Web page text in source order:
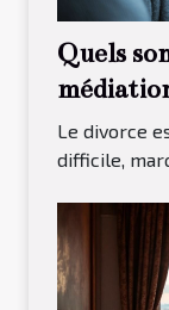
Quels
divorce ?
Le divorce
difficile,